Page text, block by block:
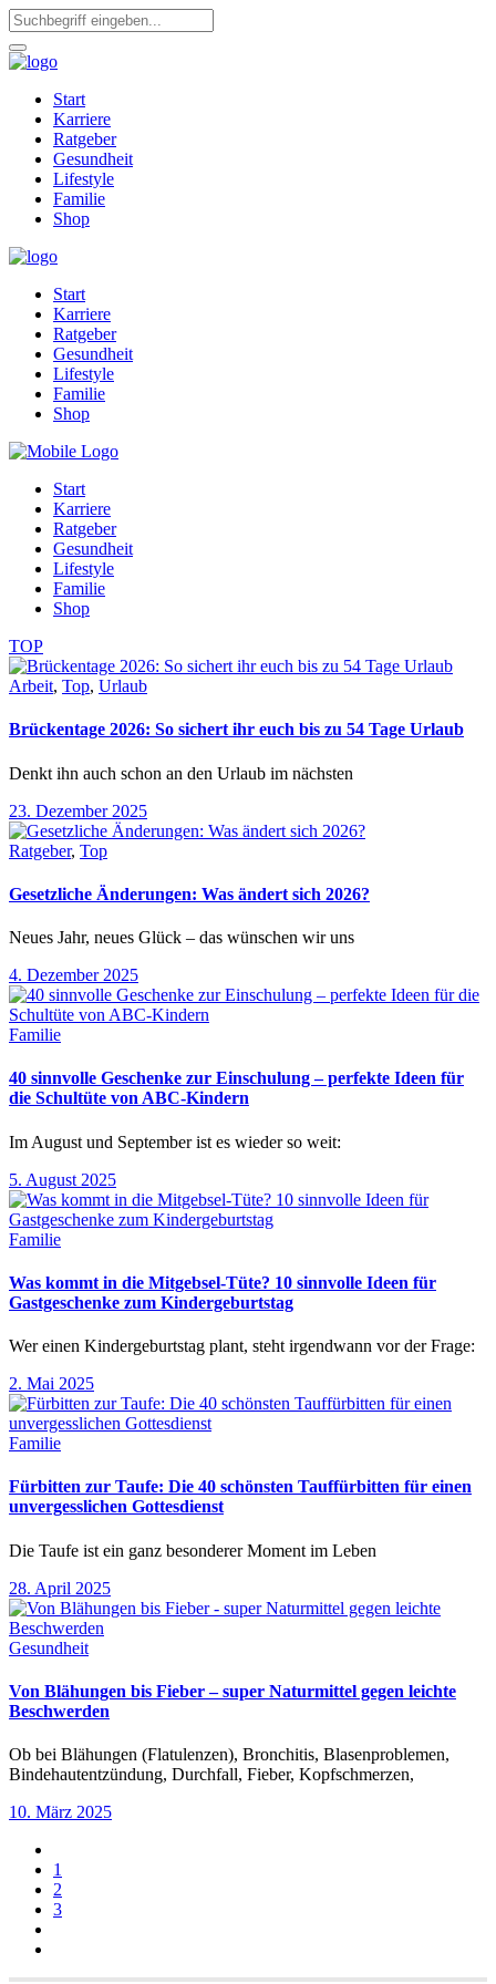
Start
Karriere
Ratgeber
Gesundheit
Lifestyle
Familie
Shop
Start
Karriere
Ratgeber
Gesundheit
Lifestyle
Familie
Shop
Start
Karriere
Ratgeber
Gesundheit
Lifestyle
Familie
Shop
TOP
Arbeit, Top, Urlaub
Brückentage 2026: So sichert ihr euch bis zu 54 Tage Urlaub
Denkt ihn auch schon an den Urlaub im nächsten
23. Dezember 2025
Ratgeber, Top
Gesetzliche Änderungen: Was ändert sich 2026?
Neues Jahr, neues Glück – das wünschen wir uns
4. Dezember 2025
Familie
40 sinnvolle Geschenke zur Einschulung – perfekte Ideen für
die Schultüte von ABC-Kindern
Im August und September ist es wieder so weit:
5. August 2025
Familie
Was kommt in die Mitgebsel-Tüte? 10 sinnvolle Ideen für
Gastgeschenke zum Kindergeburtstag
Wer einen Kindergeburtstag plant, steht irgendwann vor der Frage:
2. Mai 2025
Familie
Fürbitten zur Taufe: Die 40 schönsten Tauffürbitten für einen
unvergesslichen Gottesdienst
Die Taufe ist ein ganz besonderer Moment im Leben
28. April 2025
Gesundheit
Von Blähungen bis Fieber – super Naturmittel gegen leichte
Beschwerden
Ob bei Blähungen (Flatulenzen), Bronchitis, Blasenproblemen,
Bindehautentzündung, Durchfall, Fieber, Kopfschmerzen,
10. März 2025
1
2
3